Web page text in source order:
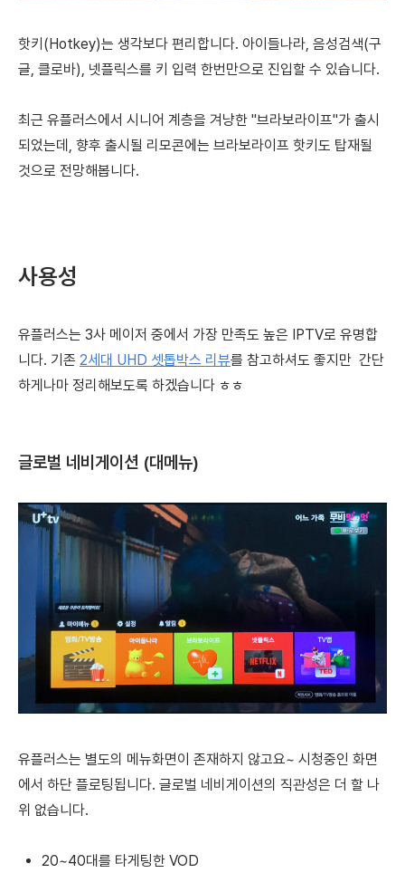
핫키(Hotkey)는 생각보다 편리합니다. 아이들나라, 음성검색(구
글, 클로바), 넷플릭스를 키 입력 한번만으로 진입할 수 있습니다.
최근 유플러스에서 시니어 계층을 겨냥한 "브라보라이프"가 출시
되었는데, 향후 출시될 리모콘에는 브라보라이프 핫키도 탑재될
것으로 전망해봅니다.
사용성
유플러스는 3사 메이저 중에서 가장 만족도 높은 IPTV로 유명합
니다. 기존 2세대 UHD 셋톱박스 리뷰를 참고하셔도 좋지만 간단
하게나마 정리해보도록 하겠습니다 ㅎㅎ
글로벌 네비게이션 (대메뉴)
유플러스는 별도의 메뉴화면이 존재하지 않고요~ 시청중인 화면
에서 하단 플로팅됩니다. 글로벌 네비게이션의 직관성은 더 할 나
위 없습니다.
20~40대를 타게팅한 VOD